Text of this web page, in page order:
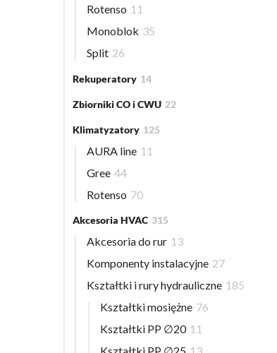
Rotenso 11
Monoblok 35
Split 26
Rekuperatory 14
Zbiorniki CO i CWU 22
Klimatyzatory 125
AURA line 11
Gree 44
Rotenso 70
Akcesoria HVAC 315
Akcesoria do rur 13
Komponenty instalacyjne 27
Kształtki i rury hydrauliczne 185
Kształtki mosiężne 76
Kształtki PP ∅20 11